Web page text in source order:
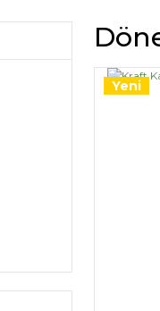
Yeni